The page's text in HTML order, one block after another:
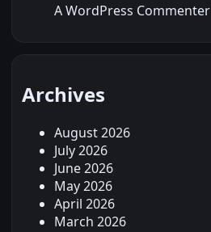
A WordPress Commenter
Archives
August 2026
July 2026
June 2026
May 2026
April 2026
March 2026